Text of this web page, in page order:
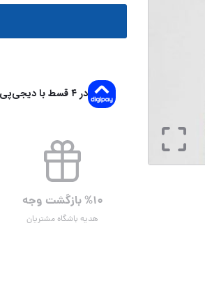
در ۴ قسط با دیجی‌پی
%۱۰ بازگشت وجه
هدیه باشگاه مشتریان